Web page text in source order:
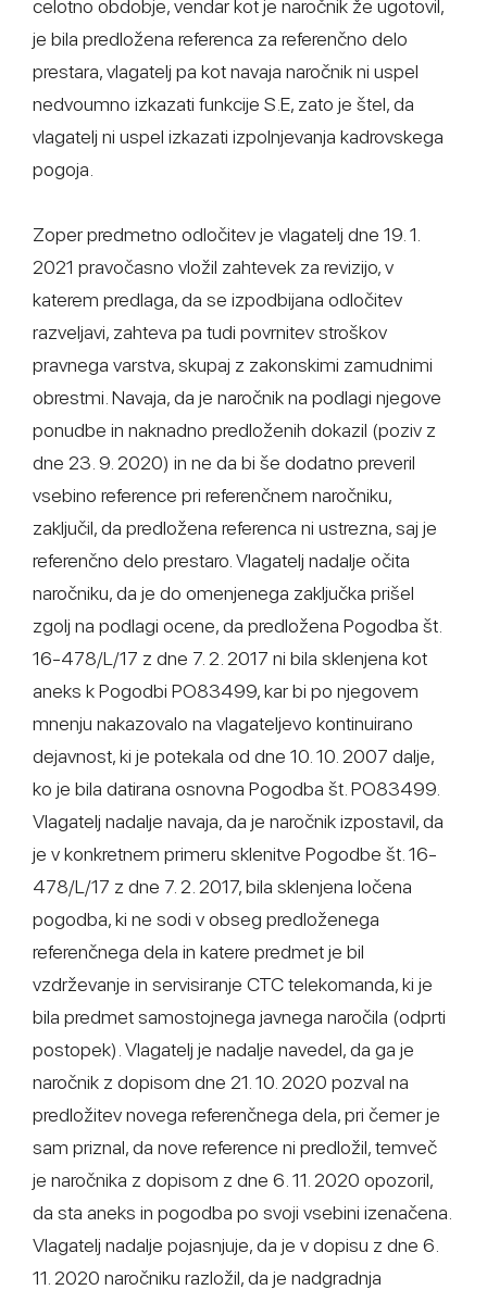
celotno obdobje, vendar kot je naročnik že ugotovil,
je bila predložena referenca za referenčno delo
prestara, vlagatelj pa kot navaja naročnik ni uspel
nedvoumno izkazati funkcije S.E, zato je štel, da
vlagatelj ni uspel izkazati izpolnjevanja kadrovskega
pogoja.
Zoper predmetno odločitev je vlagatelj dne 19. 1.
2021 pravočasno vložil zahtevek za revizijo, v
katerem predlaga, da se izpodbijana odločitev
razveljavi, zahteva pa tudi povrnitev stroškov
pravnega varstva, skupaj z zakonskimi zamudnimi
obrestmi. Navaja, da je naročnik na podlagi njegove
ponudbe in naknadno predloženih dokazil (poziv z
dne 23. 9. 2020) in ne da bi še dodatno preveril
vsebino reference pri referenčnem naročniku,
zaključil, da predložena referenca ni ustrezna, saj je
referenčno delo prestaro. Vlagatelj nadalje očita
naročniku, da je do omenjenega zaključka prišel
zgolj na podlagi ocene, da predložena Pogodba št.
16-478/L/17 z dne 7. 2. 2017 ni bila sklenjena kot
aneks k Pogodbi PO83499, kar bi po njegovem
mnenju nakazovalo na vlagateljevo kontinuirano
dejavnost, ki je potekala od dne 10. 10. 2007 dalje,
ko je bila datirana osnovna Pogodba št. PO83499.
Vlagatelj nadalje navaja, da je naročnik izpostavil, da
je v konkretnem primeru sklenitve Pogodbe št. 16-
478/L/17 z dne 7. 2. 2017, bila sklenjena ločena
pogodba, ki ne sodi v obseg predloženega
referenčnega dela in katere predmet je bil
vzdrževanje in servisiranje CTC telekomanda, ki je
bila predmet samostojnega javnega naročila (odprti
postopek). Vlagatelj je nadalje navedel, da ga je
naročnik z dopisom dne 21. 10. 2020 pozval na
predložitev novega referenčnega dela, pri čemer je
sam priznal, da nove reference ni predložil, temveč
je naročnika z dopisom z dne 6. 11. 2020 opozoril,
da sta aneks in pogodba po svoji vsebini izenačena.
Vlagatelj nadalje pojasnjuje, da je v dopisu z dne 6.
11. 2020 naročniku razložil, da je nadgradnja